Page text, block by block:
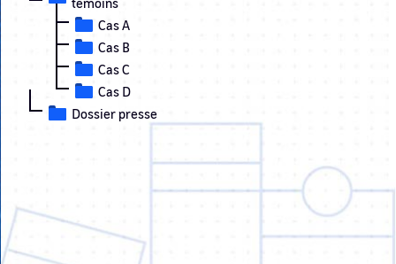
Cas A
Cas B
Cas C
Cas D
Dossier presse